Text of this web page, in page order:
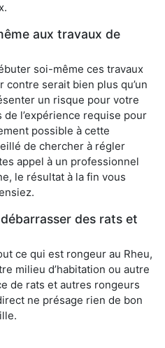
aux travaux de
soi-même ces travaux
serait bien plus qu’un
un risque pour votre
l’expérience requise pour
possible à cette
de chercher à régler
appel à un professionnel
le résultat à la fin vous
des rats et
ce qui est rongeur au Rheu,
milieu d’habitation ou autre
de rats et autres rongeurs
ne présage rien de bon